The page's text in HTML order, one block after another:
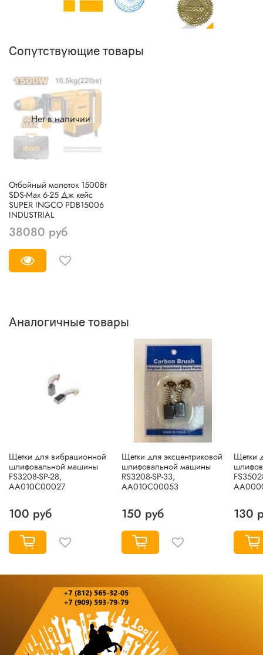
Сопутствующие товары
Нет в наличии
Отбойный молоток 1500Вт
SDS-Max 6-25 Дж кейс
SUPER INGCO PDB15006
INDUSTRIAL
38080 руб
Аналогичные товары
Щетки для вибрационной
шлифовальной машины
FS3208-SP-28,
AA010C00027
100 руб
Щетки для эксцентриковой
шлифовальной машины
RS3208-SP-33,
AA010C00053
150 руб
Щетки
130